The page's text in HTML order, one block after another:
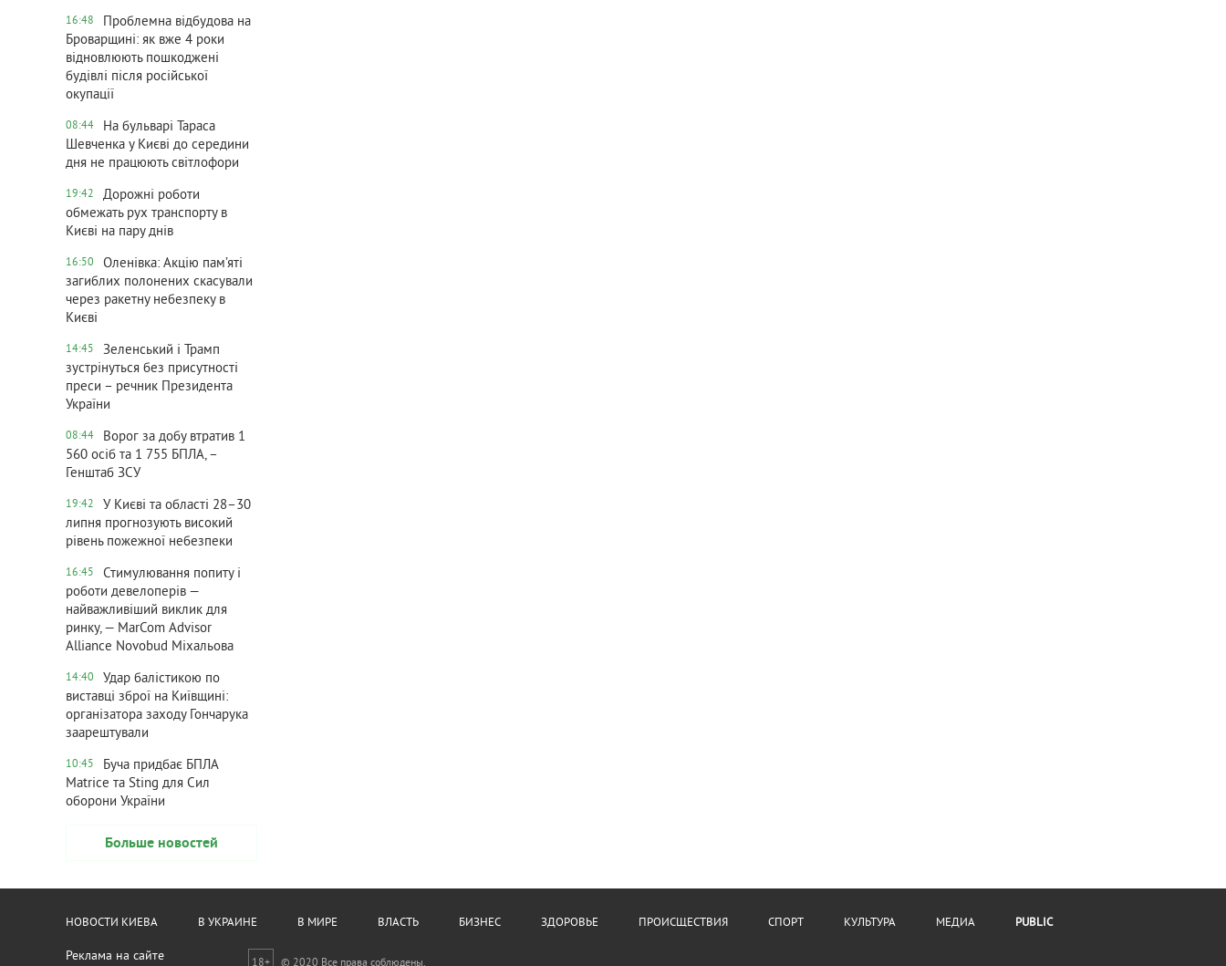
16:48
Проблемна відбудова на
Броварщині: як вже 4 роки
відновлюють пошкоджені
будівлі після російської
окупації
08:44
На бульварі Тараса
Шевченка у Києві до середини
дня не працюють світлофори
19:42
Дорожні роботи
обмежать рух транспорту в
Києві на пару днів
16:50
Оленівка: Акцію пам’яті
загиблих полонених скасували
через ракетну небезпеку в
Києві
14:45
Зеленський і Трамп
зустрінуться без присутності
преси – речник Президента
України
08:44
Ворог за добу втратив 1
560 осіб та 1 755 БПЛА, –
Генштаб ЗСУ
19:42
У Києві та області 28–30
липня прогнозують високий
рівень пожежної небезпеки
16:45
Стимулювання попиту і
роботи девелоперів —
найважливіший виклик для
ринку, — MarCom Advisor
Alliance Novobud Міхальова
14:40
Удар балістикою по
виставці зброї на Київщині:
організатора заходу Гончарука
заарештували
10:45
Буча придбає БПЛА
Matrice та Sting для Сил
оборони України
Больше новостей
НОВОСТИ КИЕВА В УКРАИНЕ В МИРЕ ВЛАСТЬ БИЗНЕС ЗДОРОВЬЕ ПРОИСЩЕСТВИЯ СПОРТ КУЛЬТУРА МЕДИА PUBLIC
Реклама на сайте